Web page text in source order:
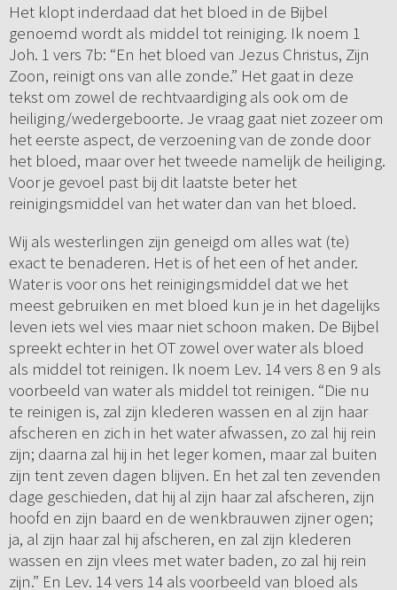
Het klopt inderdaad dat het bloed in de Bijbel
genoemd wordt als middel tot reiniging. Ik noem 1
Joh. 1 vers 7b: “En het bloed van Jezus Christus, Zijn
Zoon, reinigt ons van alle zonde.” Het gaat in deze
tekst om zowel de rechtvaardiging als ook om de
heiliging/wedergeboorte. Je vraag gaat niet zozeer om
het eerste aspect, de verzoening van de zonde door
het bloed, maar over het tweede namelijk de heiliging.
Voor je gevoel past bij dit laatste beter het
reinigingsmiddel van het water dan van het bloed.
Wij als westerlingen zijn geneigd om alles wat (te)
exact te benaderen. Het is of het een of het ander.
Water is voor ons het reinigingsmiddel dat we het
meest gebruiken en met bloed kun je in het dagelijks
leven iets wel vies maar niet schoon maken. De Bijbel
spreekt echter in het OT zowel over water als bloed
als middel tot reinigen. Ik noem Lev. 14 vers 8 en 9 als
voorbeeld van water als middel tot reinigen. “Die nu
te reinigen is, zal zijn klederen wassen en al zijn haar
afscheren en zich in het water afwassen, zo zal hij rein
zijn; daarna zal hij in het leger komen, maar zal buiten
zijn tent zeven dagen blijven. En het zal ten zevenden
dage geschieden, dat hij al zijn haar zal afscheren, zijn
hoofd en zijn baard en de wenkbrauwen zijner ogen;
ja, al zijn haar zal hij afscheren, en zal zijn klederen
wassen en zijn vlees met water baden, zo zal hij rein
zijn.” En Lev. 14 vers 14 als voorbeeld van bloed als